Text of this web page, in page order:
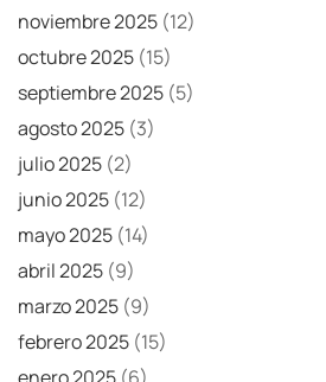
noviembre 2025 (12)
octubre 2025 (15)
septiembre 2025 (5)
agosto 2025 (3)
julio 2025 (2)
junio 2025 (12)
mayo 2025 (14)
abril 2025 (9)
marzo 2025 (9)
febrero 2025 (15)
enero 2025 (6)